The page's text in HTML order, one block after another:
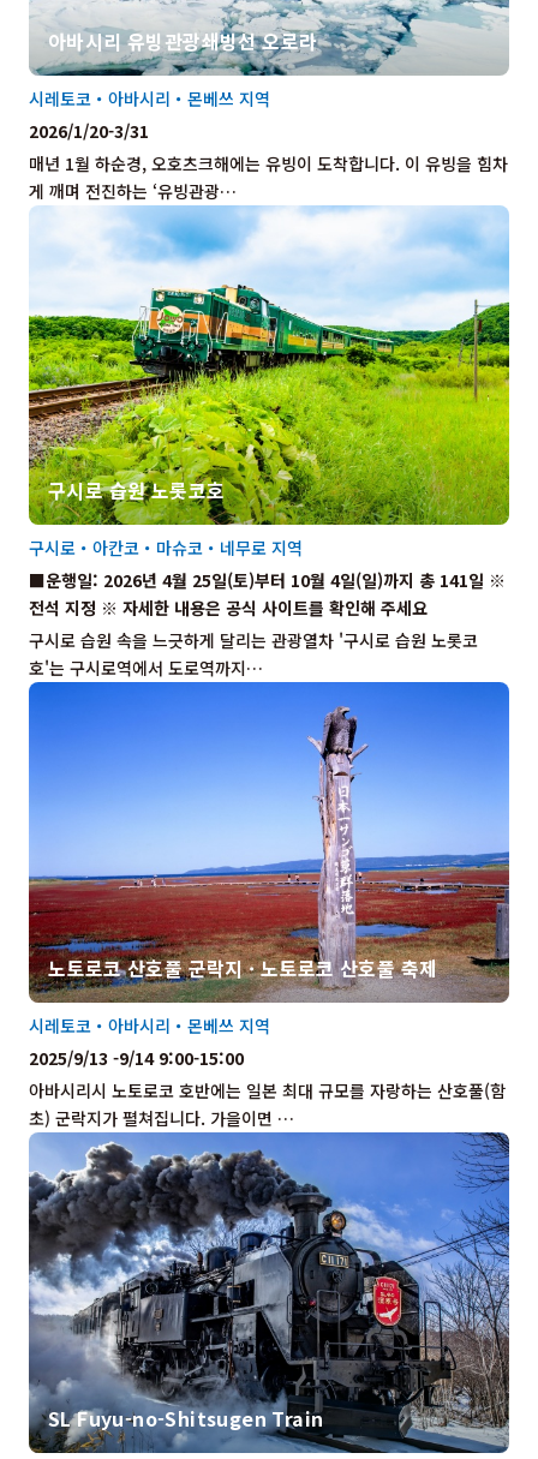
아바시리 유빙관광쇄빙선 오로라
매년 1월 하순경, 오호츠크해에는 유빙이 도착합니다. 이 유빙을 힘차
게 깨며 전진하는 ‘유빙관광…
시레토코・아바시리・몬베쓰 지역
2026/1/20-3/31
구시로 습원 노롯코호
구시로 습원 속을 느긋하게 달리는 관광열차 '구시로 습원 노롯코
호'는 구시로역에서 도로역까지…
구시로・아칸코・마슈코・네무로 지역
■운행일: 2026년 4월 25일(토)부터 10월 4일(일)까지 총 141일 ※
전석 지정 ※ 자세한 내용은 공식 사이트를 확인해 주세요
노토로코 산호풀 군락지 · 노토로코 산호풀 축제
아바시리시 노토로코 호반에는 일본 최대 규모를 자랑하는 산호풀(함
초) 군락지가 펼쳐집니다. 가을이면 …
시레토코・아바시리・몬베쓰 지역
2025/9/13 -9/14 9:00-15:00
SL Fuyu-no-Shitsugen Train